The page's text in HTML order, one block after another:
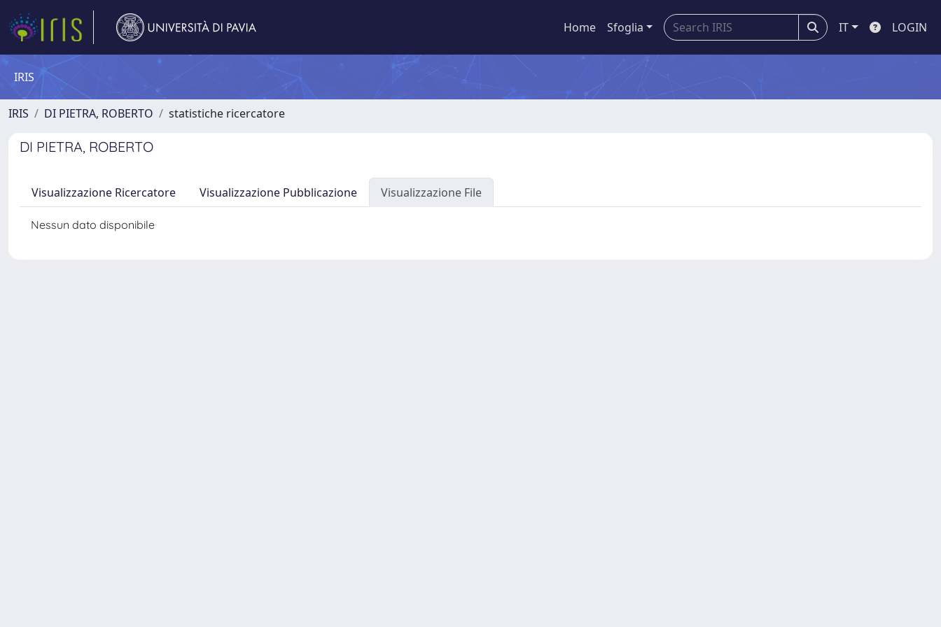
Home Sfoglia IT LOGIN
IRIS
IRIS DI PIETRA, ROBERTO statistiche ricercatore
DI PIETRA, ROBERTO
Visualizzazione Ricercatore Visualizzazione Pubblicazione Visualizzazione File
Nessun dato disponibile